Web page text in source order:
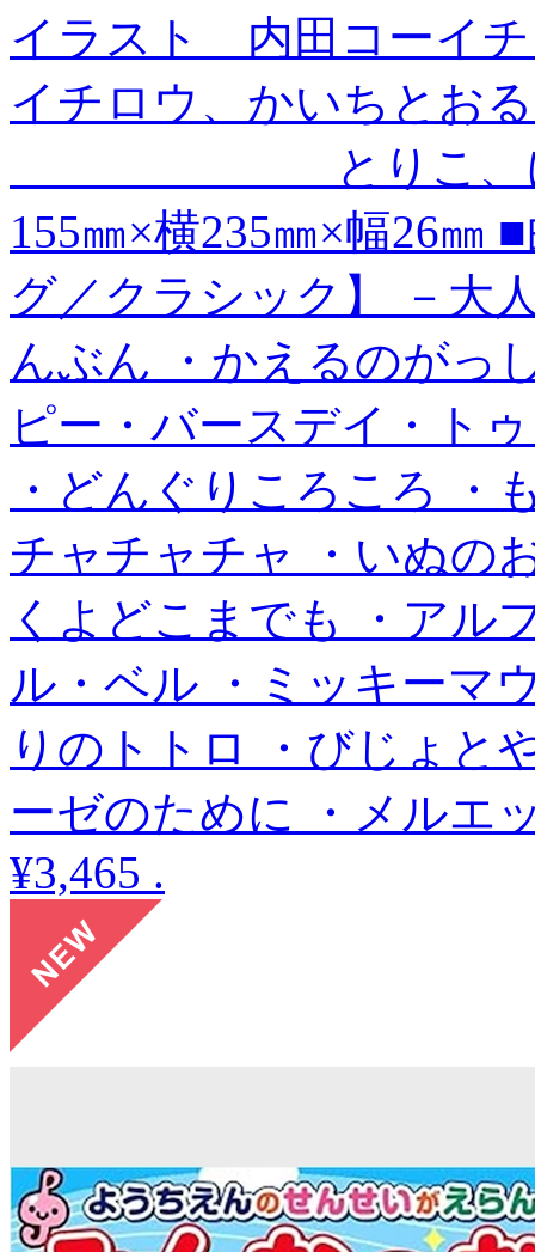
イラスト 内田コーイ
イチロウ、かいちとお
とりこ、にしだ
155㎜×横235㎜×幅26㎜
グ／クラシック】 －大
んぶん ・かえるのがっ
ピー・バースデイ・ト
・どんぐりころころ ・
チャチャチャ ・いぬの
くよどこまでも ・アル
ル・ベル ・ミッキーマ
りのトトロ ・びじょと
ーゼのために ・メルエ
¥3,465 .